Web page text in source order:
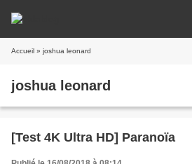
Accueil » joshua leonard
joshua leonard
[Test 4K Ultra HD] Paranoïa